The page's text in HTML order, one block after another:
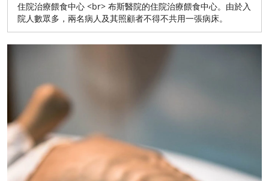
住院治療餵食中心 <br> 布斯醫院的住院治療餵食中心。由於入
院人數眾多，兩名病人及其照顧者不得不共用一張病床。